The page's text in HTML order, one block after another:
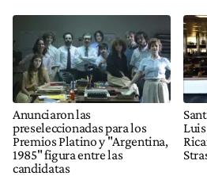
Anunciaron las
preseleccionadas para los
Premios Platino y "Argentina,
1985" figura entre las
candidatas